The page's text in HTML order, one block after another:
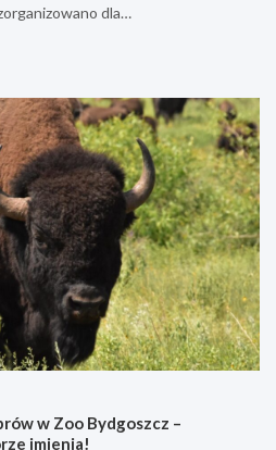
dla…
w Zoo Bydgoszcz –
imienia!